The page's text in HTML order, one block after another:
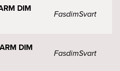
DIM
FasdimSvart
DIM
FasdimSvart